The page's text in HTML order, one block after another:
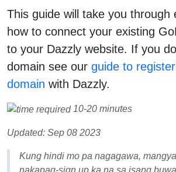
This guide will take you through
how to connect your existing
to your Dazzly website. If you
domain see our guide to
domain with Dazzly.
10-20 minutes
Updated: Sep 08 2023
Kung hindi mo pa nagagawa,
nakapag-sign up ka na sa isang